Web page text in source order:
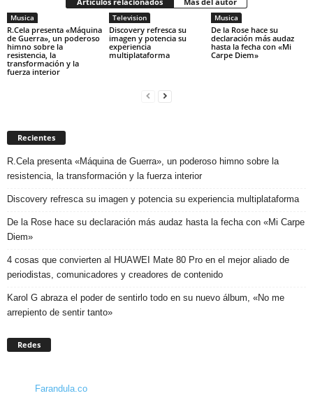
Musica
R.Cela presenta «Máquina
de Guerra», un poderoso
himno sobre la
resistencia, la
transformación y la
fuerza interior
Television
Discovery refresca su
imagen y potencia su
experiencia
multiplataforma
Musica
De la Rose hace su
declaración más audaz
hasta la fecha con «Mi
Carpe Diem»
Recientes
R.Cela presenta «Máquina de Guerra», un poderoso himno sobre la
resistencia, la transformación y la fuerza interior
Discovery refresca su imagen y potencia su experiencia multiplataforma
De la Rose hace su declaración más audaz hasta la fecha con «Mi Carpe
Diem»
4 cosas que convierten al HUAWEI Mate 80 Pro en el mejor aliado de
periodistas, comunicadores y creadores de contenido
Karol G abraza el poder de sentirlo todo en su nuevo álbum, «No me
arrepiento de sentir tanto»
Redes
Farandula.co